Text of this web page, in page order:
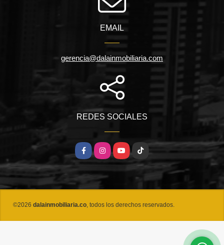
EMAIL
gerencia@dalainmobiliaria.com
REDES SOCIALES
FacebookInstagramYouTube
TikTok
©2026 dalainmobiliaria.co, todos los derechos reservados.